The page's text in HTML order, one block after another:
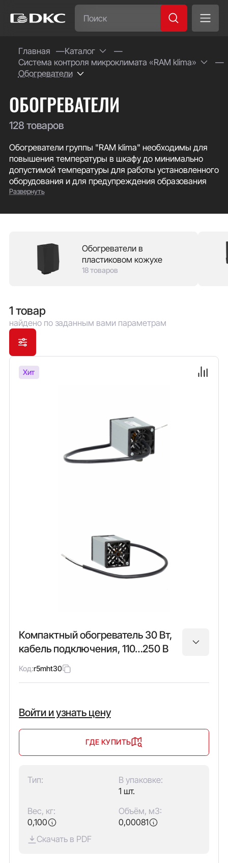
Главная
Каталог
Система контроля микроклимата «RAM klima»
Обогреватели
ОБОГРЕВАТЕЛИ
128 товаров
Обогреватели группы "RAM klima" необходимы для
повышения температуры в шкафу до минимально
допустимой температуры для работы установленного
оборудования и для предупреждения образования
конденсата вследствие высокой влажности воздуха.
ассортименте имеются обогреватели как в
кожухом, который защищает от ожога в случае
прикосновения и позволяет экономить место в
шкафу, монтируя оборудование непосредственно
Развернуть
Обогреватели в
пластиковом кожухе
18 товаров
1 товар
найдено по заданным вами параметрам
Хит
Компактный обогреватель 30 Вт,
кабель подключения, 110…250 В
Код:r5mht30
Войти и узнать цену
ГДЕ КУПИТЬ
Тип:
В упаковке:
1 шт.
Вес, кг:
0,100
Объём, м3:
0,00081
Скачать в PDF
Часто ищут:
Специсполнение